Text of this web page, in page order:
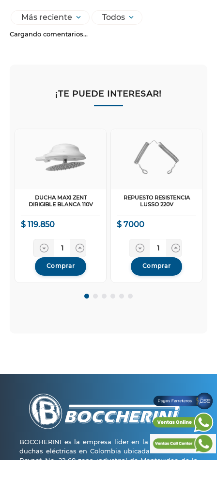
Más reciente Todos
Cargando comentarios…
¡TE PUEDE INTERESAR!
DUCHA MAXI ZENT
DIRIGIBLE BLANCA 110V
$ 119.850
Comprar
REPUESTO RESISTENCIA
LUSSO 220V
$ 7000
Comprar
BOCCHERINI es la empresa líder en la fabricación de
duchas eléctricas en Colombia ubicada en la avenida
Boyacá No. 22-68 zona industrial de Montevideo de la